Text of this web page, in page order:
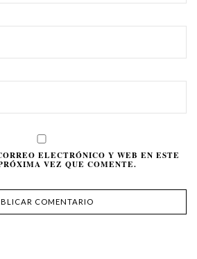
ELECTRÓNICO Y WEB EN ESTE
VEZ QUE COMENTE.